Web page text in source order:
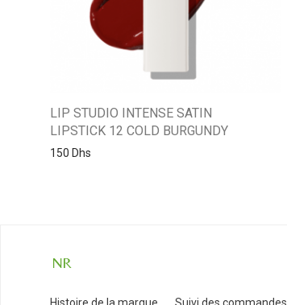
LIP STUDIO INTENSE SATIN
LIPSTICK 12 COLD BURGUNDY
150 Dhs